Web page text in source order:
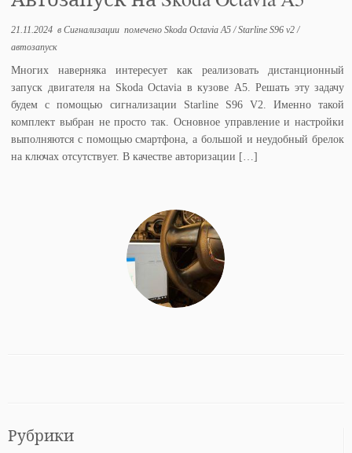
21.11.2024 вСигнализации помеченоSkoda Octavia A5/Starline S96 v2/
автозапуск
Многих наверняка интересует как реализовать дистанционный
запуск двигателя на Skoda Octavia в кузове A5. Решать эту задачу
будем с помощью сигнализации Starline S96 V2. Именно такой
комплект выбран не просто так. Основное управление и настройки
выполняются с помощью смартфона, а большой и неудобный брелок
на ключах отсутствует. В качестве авторизации […]
Рубрики